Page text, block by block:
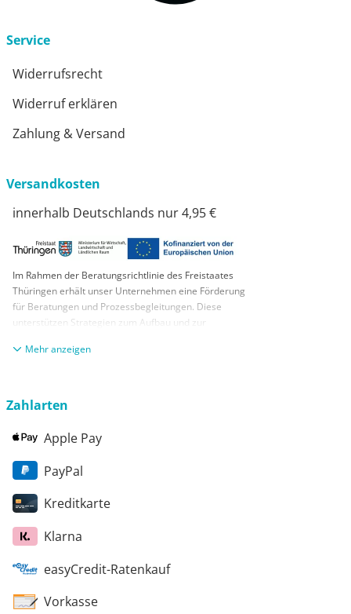
Service
Widerrufsrecht
Widerruf erklären
Zahlung & Versand
Versandkosten
innerhalb Deutschlands nur 4,95 €
Im Rahmen der Beratungsrichtlinie des Freistaates
Thüringen erhält unser Unternehmen eine Förderung
für Beratungen und Prozessbegleitungen. Diese
unterstützen Strategien zum Aufbau und zur
KMUs. Die daraus resultierenden Ergebnisse und
aus Mitteln des Europäischen Sozialfonds Plus und
anzeigen
Zahlarten
Apple Pay
PayPal
Kreditkarte
Klarna
easyCredit-Ratenkauf
Vorkasse